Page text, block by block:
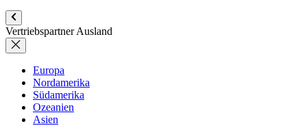
Vertriebspartner Ausland
Europa
Nordamerika
Südamerika
Ozeanien
Asien